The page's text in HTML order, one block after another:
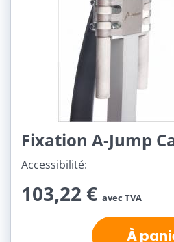
Fixation A-Jump
Accessibilité:
103,22 € avec TVA
À